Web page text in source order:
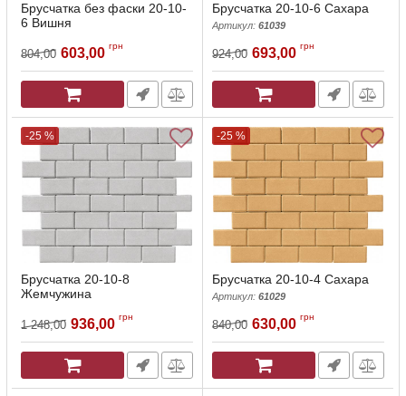
Брусчатка без фаски 20-10-
6 Вишня
804,00 603,00 грн
Брусчатка 20-10-6 Сахара
Артикул: 61039
924,00 693,00 грн
-25 %
Брусчатка 20-10-8
Жемчужина
1 248,00 936,00 грн
-25 %
Брусчатка 20-10-4 Сахара
Артикул: 61029
840,00 630,00 грн